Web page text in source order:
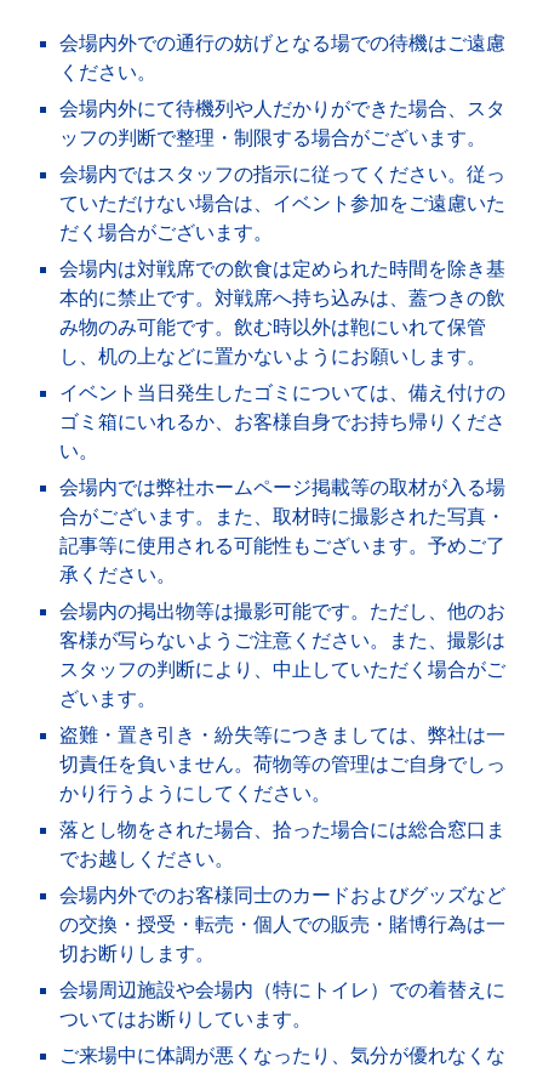
会場内外での通行の妨げとなる場での待機はご遠慮
ください。
会場内外にて待機列や人だかりができた場合、スタ
ッフの判断で整理・制限する場合がございます。
会場内ではスタッフの指示に従ってください。従っ
ていただけない場合は、イベント参加をご遠慮いた
だく場合がございます。
会場内は対戦席での飲食は定められた時間を除き基
本的に禁止です。対戦席へ持ち込みは、蓋つきの飲
み物のみ可能です。飲む時以外は鞄にいれて保管
し、机の上などに置かないようにお願いします。
イベント当日発生したゴミについては、備え付けの
ゴミ箱にいれるか、お客様自身でお持ち帰りくださ
い。
会場内では弊社ホームページ掲載等の取材が入る場
合がございます。また、取材時に撮影された写真・
記事等に使用される可能性もございます。予めご了
承ください。
会場内の掲出物等は撮影可能です。ただし、他のお
客様が写らないようご注意ください。また、撮影は
スタッフの判断により、中止していただく場合がご
ざいます。
盗難・置き引き・紛失等につきましては、弊社は一
切責任を負いません。荷物等の管理はご自身でしっ
かり行うようにしてください。
落とし物をされた場合、拾った場合には総合窓口ま
でお越しください。
会場内外でのお客様同士のカードおよびグッズなど
の交換・授受・転売・個人での販売・賭博行為は一
切お断りします。
会場周辺施設や会場内（特にトイレ）での着替えに
ついてはお断りしています。
ご来場中に体調が悪くなったり、気分が優れなくな